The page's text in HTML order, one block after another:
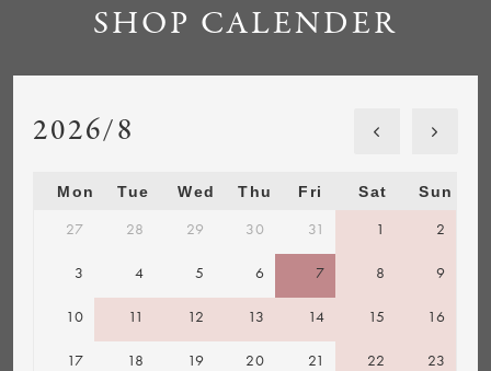
SHOP CALENDER
2026/8
Mon Tue Wed Thu Fri Sat Sun
27 28 29 30 31 1 2
3 4 5 6 7 8 9
10 11 12 13 14 15 16
17 18 19 20 21 22 23